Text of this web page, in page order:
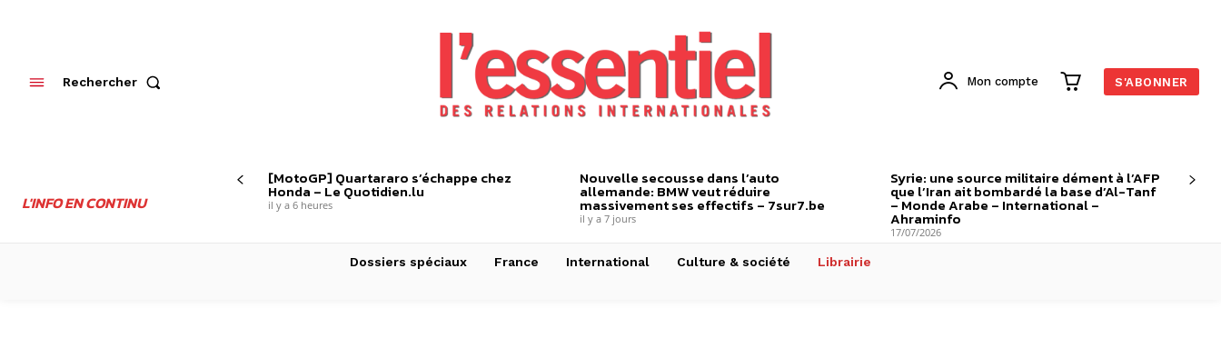
Rechercher Mon compte S'ABONNER
L'INFO EN CONTINU
[MotoGP] Quartararo s’échappe chez
Honda – Le Quotidien.lu
il y a 6 heures
Nouvelle secousse dans l’auto
allemande: BMW veut réduire
massivement ses effectifs – 7sur7.be
il y a 7 jours
Syrie: une source militaire dément à l’AFP
que l’Iran ait bombardé la base d’Al-Tanf
– Monde Arabe – International –
Ahraminfo
17/07/2026
Dossiers spéciaux France International Culture & société Librairie